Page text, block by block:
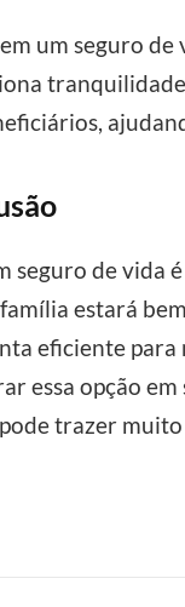
um seguro
seguro de vida
estará
eficiente para
essa opção
trazer